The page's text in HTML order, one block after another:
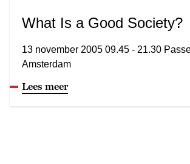
What Is a Good Society?
13 november 2005 09.45 - 21.30
Amsterdam
Lees meer